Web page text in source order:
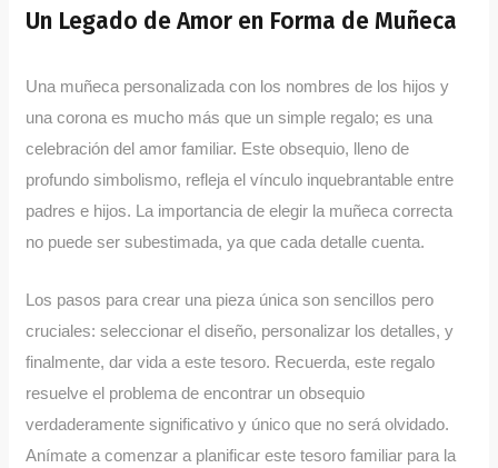
Un Legado de Amor en Forma de Muñeca
Una muñeca personalizada con los nombres de los hijos y
una corona es mucho más que un simple regalo; es una
celebración del amor familiar. Este obsequio, lleno de
profundo simbolismo, refleja el vínculo inquebrantable entre
padres e hijos. La importancia de elegir la muñeca correcta
no puede ser subestimada, ya que cada detalle cuenta.
Los pasos para crear una pieza única son sencillos pero
cruciales: seleccionar el diseño, personalizar los detalles, y
finalmente, dar vida a este tesoro. Recuerda, este regalo
resuelve el problema de encontrar un obsequio
verdaderamente significativo y único que no será olvidado.
Anímate a comenzar a planificar este tesoro familiar para la